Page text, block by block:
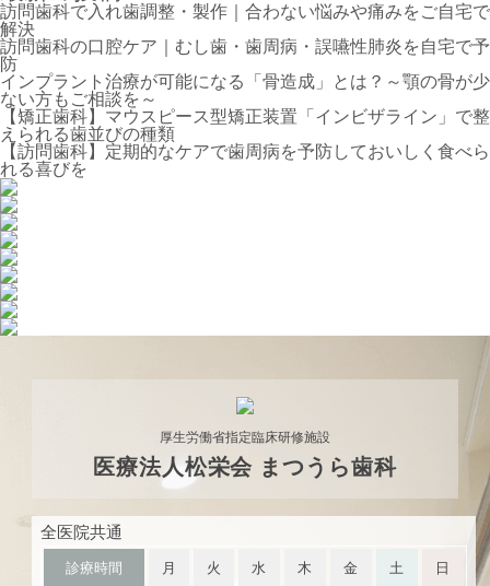
訪問歯科で入れ歯調整・製作｜合わない悩みや痛みをご自宅で
解決
訪問歯科の口腔ケア｜むし歯・歯周病・誤嚥性肺炎を自宅で予
防
インプラント治療が可能になる「骨造成」とは？～顎の骨が少
ない方もご相談を～
【矯正歯科】マウスピース型矯正装置「インビザライン」で整
えられる歯並びの種類
【訪問歯科】定期的なケアで歯周病を予防しておいしく食べら
れる喜びを
厚生労働省指定臨床研修施設
医療法人松栄会 まつうら歯科
全医院共通
診療時間 月 火 水 木 金 土 日